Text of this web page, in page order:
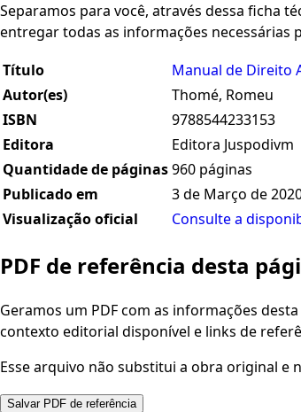
Separamos para você, através dessa ficha
entregar todas as informações necessárias
Título
Manual de Direito
Autor(es)
Thomé, Romeu
ISBN
9788544233153
Editora
Editora Juspodivm
Quantidade de páginas960 páginas
Publicado em
3 de Março de
Visualização oficial
Consulte a
PDF de referência desta
Geramos um PDF com as informações
contexto editorial disponível e links de
Esse arquivo não substitui a obra original
Salvar PDF de referência